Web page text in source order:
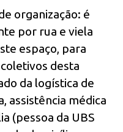
organização: é
por rua e viela
espaço, para
desta
da logística de
assistência médica
(pessoa da UBS